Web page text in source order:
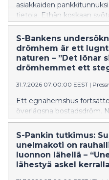
asiakkaiden
tietoja. Ethän koskaan
korttitietojasi sivustolle,
sähköpostitse,
S-Bankens
drömhem är ett
naturen – ”Det lönar
drömhemmet ett
31.7.2026 07:00:00 EEST |
Ett egnahemshus
överlägsna bostadsdröm.
uppger att deras
om förtätning av städerna
bostadsdebatten, är det
närhet till naturen som
bostadsönskningar. Enligt
S-Pankin tutkimus:
unelmakoti on
luonnon lähellä –
lähestyä askel